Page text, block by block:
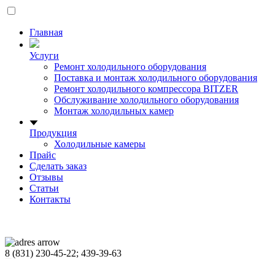
Главная
Услуги
Ремонт холодильного оборудования
Поставка и монтаж холодильного оборудования
Ремонт холодильного компрессора BITZER
Обслуживание холодильного оборудования
Монтаж холодильных камер
Продукция
Холодильные камеры
Прайс
Сделать заказ
Отзывы
Статьи
Контакты
8 (831) 230-45-22; 439-39-63